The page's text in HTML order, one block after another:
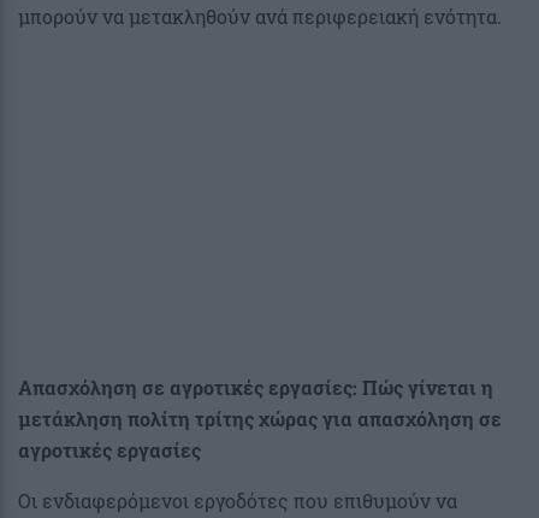
μπορούν να μετακληθούν ανά περιφερειακή ενότητα.
Απασχόληση σε αγροτικές εργασίες: Πώς γίνεται η
μετάκληση πολίτη τρίτης χώρας για απασχόληση σε
αγροτικές εργασίες
Οι ενδιαφερόμενοι εργοδότες που επιθυμούν να